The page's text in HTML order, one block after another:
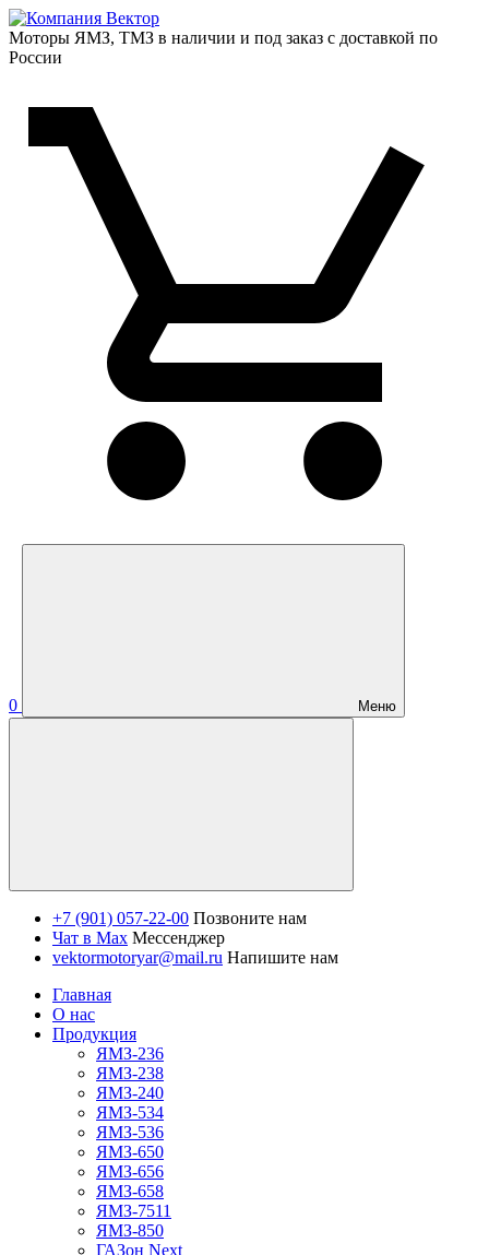
Моторы ЯМЗ, ТМЗ в наличии и под заказ с доставкой по
России
0 Меню
+7 (901) 057-22-00 Позвоните нам
Чат в Max Мессенджер
vektormotoryar@mail.ru Напишите нам
Главная
О нас
Продукция
ЯМЗ-236
ЯМЗ-238
ЯМЗ-240
ЯМЗ-534
ЯМЗ-536
ЯМЗ-650
ЯМЗ-656
ЯМЗ-658
ЯМЗ-7511
ЯМЗ-850
ГАЗон Next